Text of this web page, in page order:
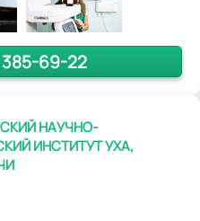
385-69-22
НАУЧНО-
ИНСТИТУТ УХА,